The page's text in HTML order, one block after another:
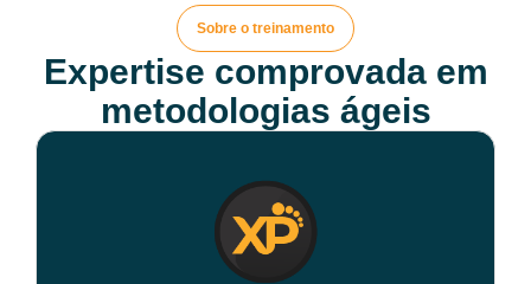
Sobre o treinamento
Expertise comprovada em
metodologias ágeis